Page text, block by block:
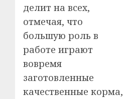
делит на всех,
отмечая, что
большую роль в
работе играют
вовремя
заготовленные
качественные корма,